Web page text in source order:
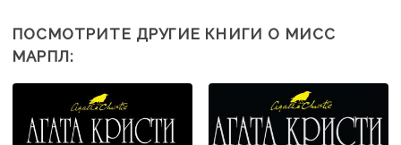
ПОСМОТРИТЕ ДРУГИЕ КНИГИ О МИСС
МАРПЛ: